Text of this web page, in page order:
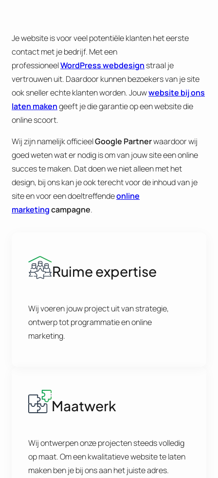
Je website is voor veel potentiële klanten het eerste
contact met je bedrijf. Met een
professioneelWordPress webdesign straal je
vertrouwen uit. Daardoor kunnen bezoekers van je site
ook sneller echte klanten worden. Jouwwebsite bij ons
laten makengeeft je die garantie op een website die
online scoort.
Wij zijn namelijk officieelGoogle Partnerwaardoor wij
goed weten wat er nodig is om van jouw site een online
succes te maken. Dat doen we niet alleen met het
design, bij ons kan je ook terecht voor de inhoud van je
site en voor een doeltreffendeonline
marketingcampagne.
Ruime expertise
Wij voeren jouw project uit van strategie,
ontwerp tot programmatie en online
marketing.
Maatwerk
Wij ontwerpen onze projecten steeds volledig
op maat. Om een kwalitatieve website te laten
maken ben je bij ons aan het juiste adres.